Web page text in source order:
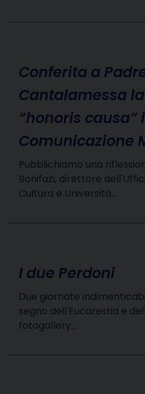
Conferita a
Cantalamessa
“honoris causa”
Comunicazione
Pubblichiamo una
Bonifazi, direttore
Cultura e Università…
I due Perdoni
Due giornate
segno dell'Eucarestia e
fotogallery…